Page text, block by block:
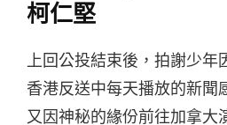
柯仁堅
上回公投結束後，拍謝少年
香港反送中每天播放的新聞
又因神秘的緣份前往加拿大